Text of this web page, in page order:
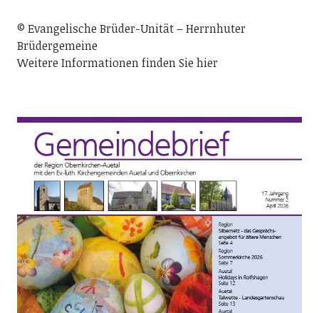
© Evangelische Brüder-Unität – Herrnhuter
Brüdergemeine
Weitere Informationen finden Sie hier